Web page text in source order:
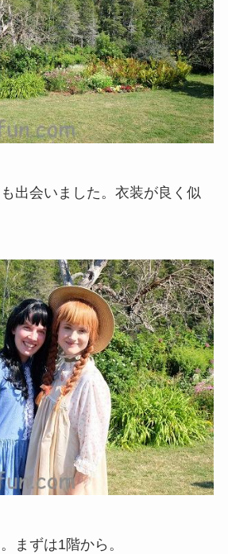
出会いました。衣装が良く似
まずは1階から。